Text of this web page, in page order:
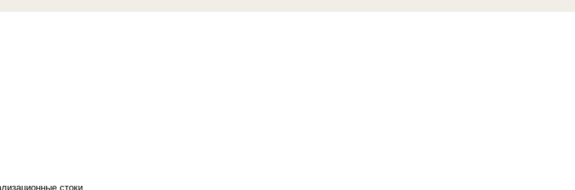
стоки